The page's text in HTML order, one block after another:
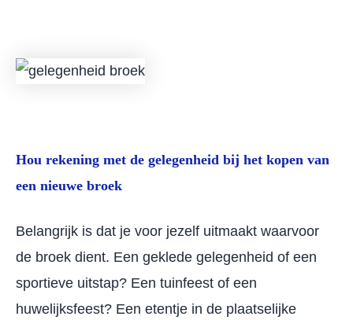
Hou rekening met de gelegenheid bij het kopen van
een nieuwe broek
Belangrijk is dat je voor jezelf uitmaakt waarvoor
de broek dient. Een geklede gelegenheid of een
sportieve uitstap? Een tuinfeest of een
huwelijksfeest? Een etentje in de plaatselijke